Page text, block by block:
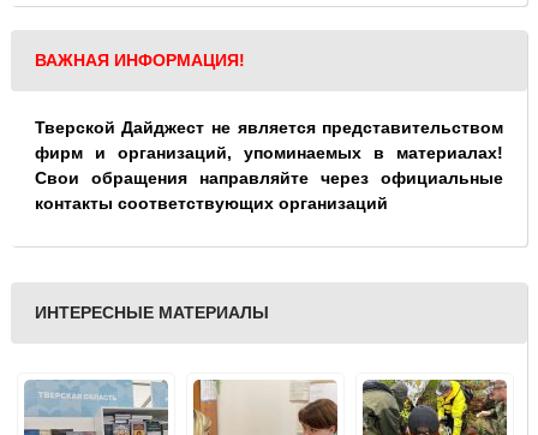
ВАЖНАЯ ИНФОРМАЦИЯ!
Тверской Дайджест не является представительством
фирм и организаций, упоминаемых в материалах!
Свои обращения направляйте через официальные
контакты соответствующих организаций
ИНТЕРЕСНЫЕ МАТЕРИАЛЫ